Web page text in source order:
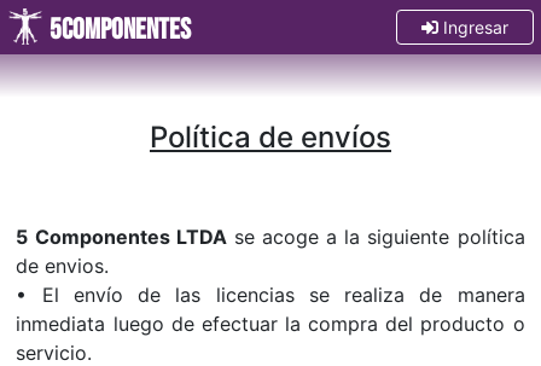
5Componentes Ingresar
Política de envíos
5 Componentes LTDAse acoge a la siguiente política
de envios.
• El envío de las licencias se realiza de manera
inmediata luego de efectuar la compra del producto o
servicio.